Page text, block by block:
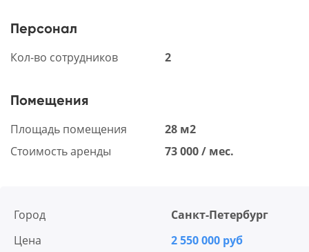
Персонал
Кол-во сотрудников 2
Помещения
Площадь помещения
28 м2
Стоимость аренды
73 000 / мес.
Город
Санкт-Петербург
Цена
2 550 000 руб